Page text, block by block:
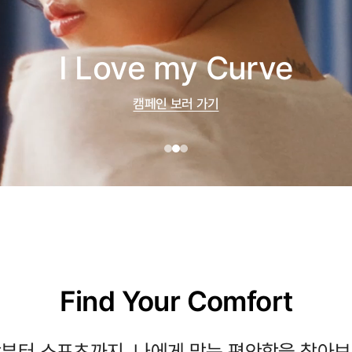
I Love my Curve
캠페인 보러 가기
Find Your Comfort